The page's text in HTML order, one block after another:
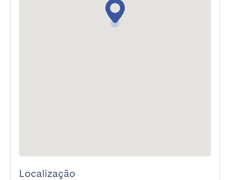
Localização